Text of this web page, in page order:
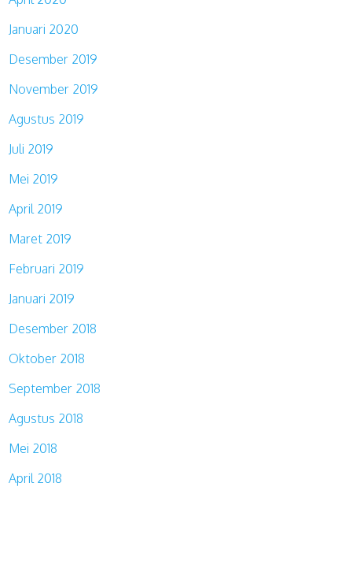
Januari 2020
Desember 2019
November 2019
Agustus 2019
Juli 2019
Mei 2019
April 2019
Maret 2019
Februari 2019
Januari 2019
Desember 2018
Oktober 2018
September 2018
Agustus 2018
Mei 2018
April 2018